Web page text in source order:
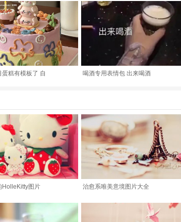
蛋糕有模板了 自 喝酒专用表情包 出来喝酒
HolleKitty图片 治愈系唯美意境图片大全